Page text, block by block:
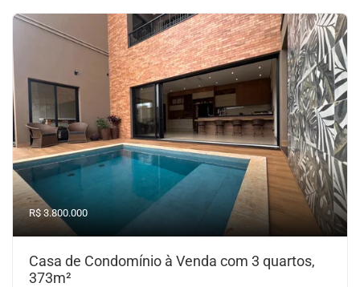
R$ 3.800.000
Casa de Condomínio à Venda com 3 quartos,
373m²